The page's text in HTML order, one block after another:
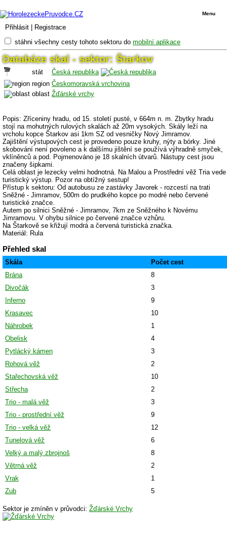
Přihlásit Registrace
Menu
stáhni všechny cesty tohoto sektoru do mobilní aplikace
Databáze skal - sektor: Štarkov
stát
Česká republika
region Českomoravská vrchovina
oblast Žďárské vrchy
Popis: Zříceniny hradu, od 15. století pusté, v 664m n. m. Zbytky hradu
stojí na mohutných rulových skalách až 20m vysokých. Skály leží na
vrcholu kopce Štarkov asi 1km SZ od vesničky Nový Jimramov.
Zajištění výstupových cest je provedeno pouze kruhy, nýty a bórky. Jiné
skobování není povoleno a k dalšímu jištění se používá výhradně smyček,
vklíněnců a pod. Pojmenováno je 18 skalních útvarů. Nástupy cest jsou
značeny šipkami.
Celá oblast je lezecky velmi hodnotná. Na Malou a Prostřední věž Tria vede
turistický výstup. Pozor na obtížný sestup!
Přístup k sektoru: Od autobusu ze zastávky Javorek - rozcestí na trati
Sněžné - Jimramov, 500m do prudkého kopce po modré nebo červené
turistické značce.
Autem po silnici Sněžné - Jimramov, 7km ze Sněžného k Novému
Jimramovu. V ohybu silnice po červené značce vzhůru.
Na Štarkově se křižují modrá a červená turistická značka.
Materiál: Rula
Přehled skal
Skála
Počet cest
Brána
8
Divočák
3
Inferno
9
Krasavec
10
Náhrobek
1
Obelisk
4
Pytlácký kámen
3
Rohová věž
2
Stařechovská věž
10
Střecha
2
Trio - malá věž
3
Trio - prostřední věž
9
Trio - velká věž
12
Tunelová věž
6
Velký a malý zbrojnoš
8
Větrná věž
2
Vrak
1
Zub
5
Sektor je zmíněn v průvodci: Žďárské Vrchy